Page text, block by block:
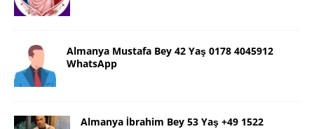
Almanya Mustafa Bey 42 Yaş 0178 4045912
WhatsApp
Almanya İbrahim Bey 53 Yaş +49 1522